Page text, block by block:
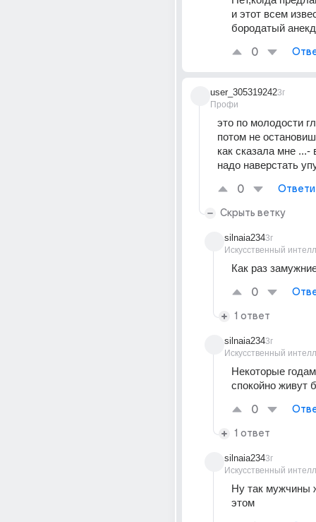
и этот всем
бородатый
0
user_305319242
Профи
3г
это по молодости
потом не
как сказала мне ...-
надо наверстать
0
Скрыть ветку
silnaia234
Искусственный
3г
Как раз
0
1 ответ
silnaia234
Искусственный
3г
Некоторые
спокойно живут
0
1 ответ
silnaia234
Искусственный
3г
Ну так мужчины
этом